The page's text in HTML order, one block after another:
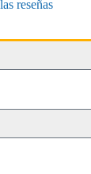
reseñas